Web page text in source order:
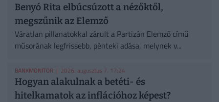
Benyó Rita elbúcsúzott a nézőktől,
megszűnik az Elemző
Váratlan pillanatokkal zárult a Partizán Elemző című
műsorának legfrissebb, pénteki adása, melynek v...
BANKMONITOR | 2026. augusztus 7. 17:24
Hogyan alakulnak a betéti- és
hitelkamatok az inflációhoz képest?